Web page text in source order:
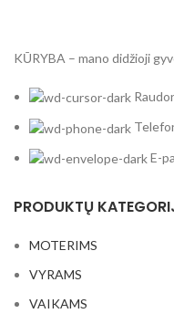
KŪRYBA – mano didžioji
E-
PRODUKTŲ
MOTERIMS
VYRAMS
VAIKAMS